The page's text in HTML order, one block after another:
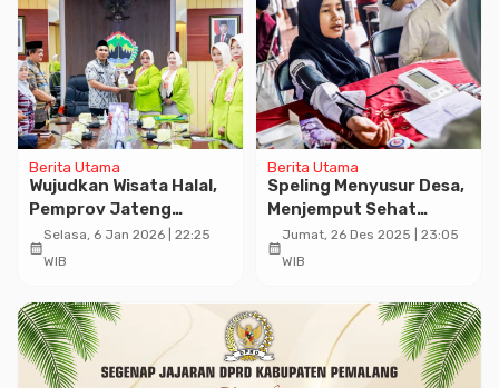
Berita Utama
Wujudkan Wisata Halal,
Pemprov Jateng
Proyeksikan Label
Hotel Ramah Muslim
calendar_month
Selasa, 6 Jan 2026 | 22:25
WIB
Berita Utama
Speling Menyusur Desa,
Menjemput Sehat
Warga
calendar_month
Jumat, 26 Des 2025 | 23:05
WIB